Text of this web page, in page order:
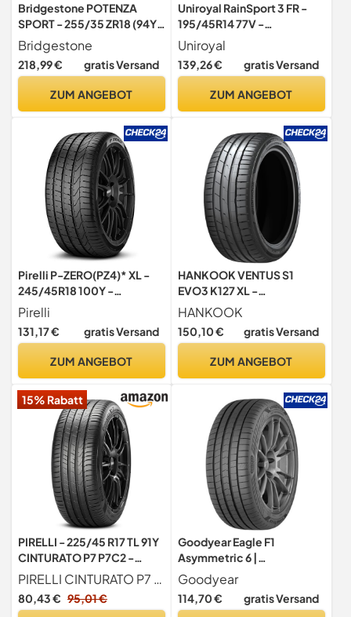
Bridgestone POTENZA
SPORT - 255/35 ZR18 (94Y)
XL - D/A/72 -
Sommerreifen (PKW & SUV)
Bridgestone
218,99 € gratis Versand
ZUM ANGEBOT
Uniroyal RainSport 3 FR -
195/45R14 77V -
Sommerreifen
Uniroyal
139,26 € gratis Versand
ZUM ANGEBOT
Pirelli P-ZERO(PZ4)* XL -
245/45R18 100Y -
Sommerreifen
Pirelli
131,17 € gratis Versand
ZUM ANGEBOT
HANKOOK VENTUS S1
EVO3 K127 XL -
245/35ZR20 (95Y) -
C/A/72dB - Sommerreifen
HANKOOK
150,10 € gratis Versand
ZUM ANGEBOT
15% Rabatt
PIRELLI - 225/45 R17 TL 91Y
CINTURATO P7 P7C2 -
Sommerreifen
PIRELLI CINTURATO P7 C2-225 45R17 91Y - C A 70dB - Sommerreifen
80,43 € 95,01 €
Goodyear Eagle F1
Asymmetric 6 |
Sommerreifen 225/50R17
98Y
Goodyear
114,70 € gratis Versand